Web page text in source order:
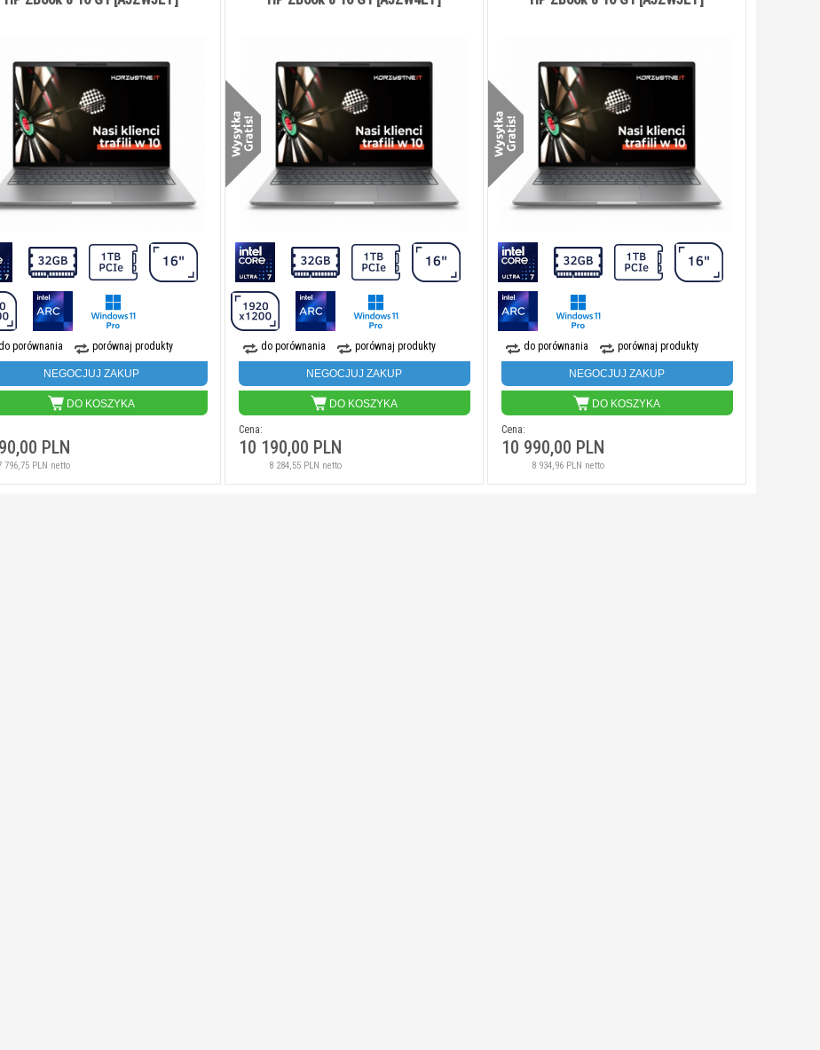
porównania porównaj produkty
NEGOCJUJ ZAKUP
DO KOSZYKA
PLN
796,75 PLN netto
do porównania porównaj produkty
NEGOCJUJ ZAKUP
DO KOSZYKA
Cena:
10 190,00 PLN
8 284,55 PLN netto
do porównania porównaj produkty
NEGOCJUJ ZAKUP
DO KOSZYKA
Cena:
10 990,00 PLN
8 934,96 PLN netto